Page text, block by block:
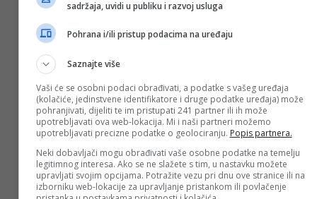
Djevojke su svijetu poslale porukuDon´t let them kill us -
Nemojte dozvoliti da nas ubiju
U ratnom izvještaju Glavnom štabu Armije RBiH (30.5.1993.)
g. Vahrudin (Dino) Bešo navodi da su manifestaciju u
prepunom Bosanskom kulturnom centru (29.5.) pratila 52
novinara, 23 tv snimatelja i 41 fotoreporter, od kojih su 80%
bili inostrani izvještači najvećih svjetskih medija.
Ohrabren medijskim uspjehom manifestacije komandant
Armije RBiHRasim Delić, u avgustu iste godine, izdaje
Naredbu za organiziranje 15-to dnevne posjete borcima,
sadržaja, uvidi u publiku i razvoj usluga
Pohrana i/ili pristup podacima na uređaju
Saznajte više
Vaši će se osobni podaci obrađivati, a podatke s vašeg uređaja
(kolačiće, jedinstvene identifikatore i druge podatke uređaja) može
pohranjivati, dijeliti te im pristupati 241 partner ili ih može
upotrebljavati ova web-lokacija. Mi i naši partneri možemo
upotrebljavati precizne podatke o geolociranju. Popis partnera.
Neki dobavljači mogu obrađivati vaše osobne podatke na temelju
legitimnog interesa. Ako se ne slažete s tim, u nastavku možete
upravljati svojim opcijama. Potražite vezu pri dnu ove stranice ili na
izborniku web-lokacije za upravljanje pristankom ili povlačenje